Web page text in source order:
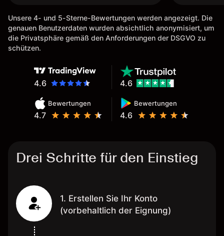
Unsere 4- und 5-Sterne-Bewertungen werden angezeigt. Die
genauen Benutzerdaten wurden absichtlich anonymisiert, um
die Privatsphäre gemäß den Anforderungen der DSGVO zu
schützen.
4.6
Bewertungen
4.7
Bewertungen
4.6
4.6
Drei Schritte für den Einstieg
1. Erstellen Sie Ihr Konto
(vorbehaltlich der Eignung)